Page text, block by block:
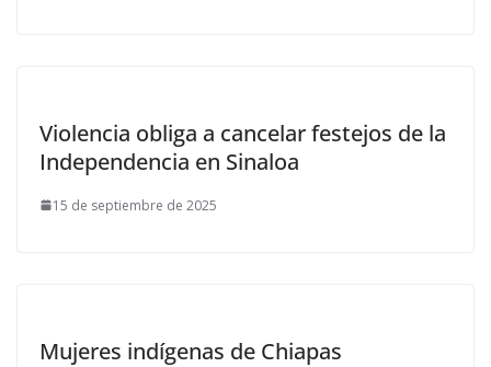
Violencia obliga a cancelar festejos de la
Independencia en Sinaloa
15 de septiembre de 2025
Mujeres indígenas de Chiapas